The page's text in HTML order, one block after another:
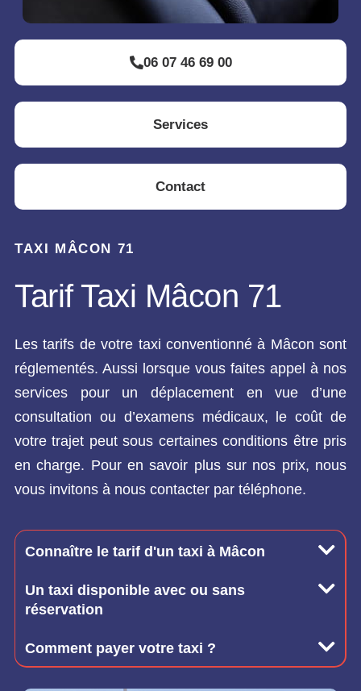
06 07 46 69 00
Services
Contact
TAXI MÂCON 71
Tarif Taxi Mâcon 71
Les tarifs de votre taxi conventionné à Mâcon sont
réglementés. Aussi lorsque vous faites appel à nos
services pour un déplacement en vue d’une
consultation ou d’examens médicaux, le coût de
votre trajet peut sous certaines conditions être pris
en charge. Pour en savoir plus sur nos prix, nous
vous invitons à nous contacter par téléphone.
Connaître le tarif d'un taxi à Mâcon
Un taxi disponible avec ou sans
réservation
Comment payer votre taxi ?